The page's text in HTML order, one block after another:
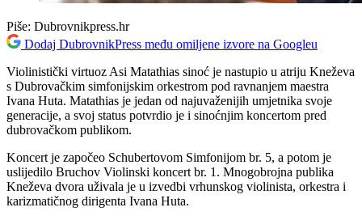
Piše: Dubrovnikpress.hr
Dodaj DubrovnikPress među omiljene izvore na Googleu
Violinistički virtuoz Asi Matathias sinoć je nastupio u atriju Kneževa
s Dubrovačkim simfonijskim orkestrom pod ravnanjem maestra
Ivana Huta. Matathias je jedan od najuvaženijih umjetnika svoje
generacije, a svoj status potvrdio je i sinoćnjim koncertom pred
dubrovačkom publikom.
Koncert je započeo Schubertovom Simfonijom br. 5, a potom je
uslijedilo Bruchov Violinski koncert br. 1. Mnogobrojna publika
Kneževa dvora uživala je u izvedbi vrhunskog violinista, orkestra i
karizmatičnog dirigenta Ivana Huta.